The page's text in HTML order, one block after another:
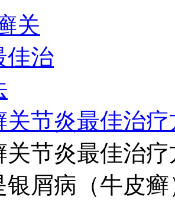
关节炎最佳治疗
关节炎最佳治
银屑病（牛皮